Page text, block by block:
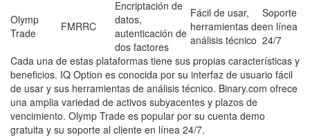
Olymp
Trade
FMRRC
Encriptación de
datos,
autenticación de
dos factores
Fácil de usar,
herramientas de
análisis técnico
Soporte
en línea
24/7
Cada una de estas plataformas tiene sus propias características y
beneficios. IQ Option es conocida por su interfaz de usuario fácil
de usar y sus herramientas de análisis técnico. Binary.com ofrece
una amplia variedad de activos subyacentes y plazos de
vencimiento. Olymp Trade es popular por su cuenta demo
gratuita y su soporte al cliente en línea 24/7.